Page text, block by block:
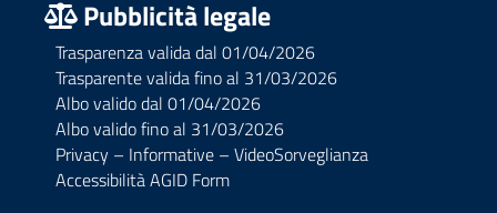
Pubblicità legale
Trasparenza valida dal 01/04/2026
Trasparente valida fino al 31/03/2026
Albo valido dal 01/04/2026
Albo valido fino al 31/03/2026
Privacy – Informative – VideoSorveglianza
Accessibilità AGID Form